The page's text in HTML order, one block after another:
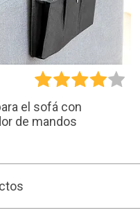
el sofá con
de mandos